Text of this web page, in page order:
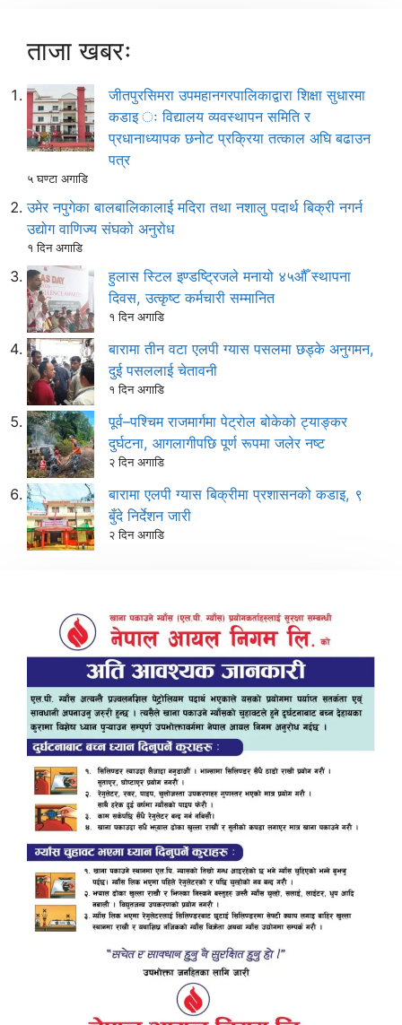
ताजा खबरः
जीतपुरसिमरा उपमहानगरपालिकाद्वारा शिक्षा सुधारमा
कडाइ ः विद्यालय व्यवस्थापन समिति र
प्रधानाध्यापक छनोट प्रक्रिया तत्काल अघि बढाउन
पत्र
५ घण्टा अगाडि
उमेर नपुगेका बालबालिकालाई मदिरा तथा नशालु पदार्थ बिक्री नगर्न
उद्योग वाणिज्य संघको अनुरोध
१ दिन अगाडि
हुलास स्टिल इण्डष्ट्रिजले मनायो ४५औँ स्थापना
दिवस, उत्कृष्ट कर्मचारी सम्मानित
१ दिन अगाडि
बारामा तीन वटा एलपी ग्यास पसलमा छड्के अनुगमन,
दुई पसललाई चेतावनी
१ दिन अगाडि
पूर्व–पश्चिम राजमार्गमा पेट्रोल बोकेको ट्याङ्कर
दुर्घटना, आगलागीपछि पूर्ण रूपमा जलेर नष्ट
२ दिन अगाडि
बारामा एलपी ग्यास बिक्रीमा प्रशासनको कडाइ, ९
बुँदे निर्देशन जारी
२ दिन अगाडि